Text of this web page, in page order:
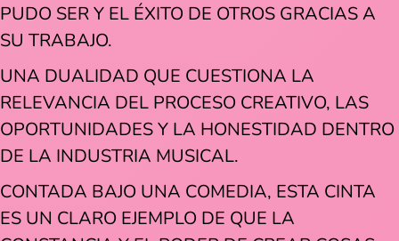
PUDO SER Y EL ÉXITO DE OTROS GRACIAS A
SU TRABAJO.
UNA DUALIDAD QUE CUESTIONA LA
RELEVANCIA DEL PROCESO CREATIVO, LAS
OPORTUNIDADES Y LA HONESTIDAD DENTRO
DE LA INDUSTRIA MUSICAL.
CONTADA BAJO UNA COMEDIA, ESTA CINTA
ES UN CLARO EJEMPLO DE QUE LA